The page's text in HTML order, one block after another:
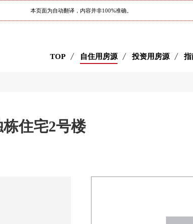
本页面为自动翻译，内容并非100%准确。
TOP 自住用房源 投资用房源 指
住宅2号楼